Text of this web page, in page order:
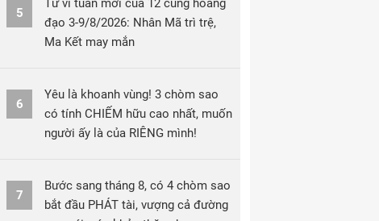
5
Tử vi tuần mới của 12 cung hoàng
đạo 3-9/8/2026: Nhân Mã trì trệ,
Ma Kết may mắn
6
Yêu là khoanh vùng! 3 chòm sao
có tính CHIẾM hữu cao nhất, muốn
người ấy là của RIÊNG mình!
7
Bước sang tháng 8, có 4 chòm sao
bắt đầu PHÁT tài, vượng cả đường